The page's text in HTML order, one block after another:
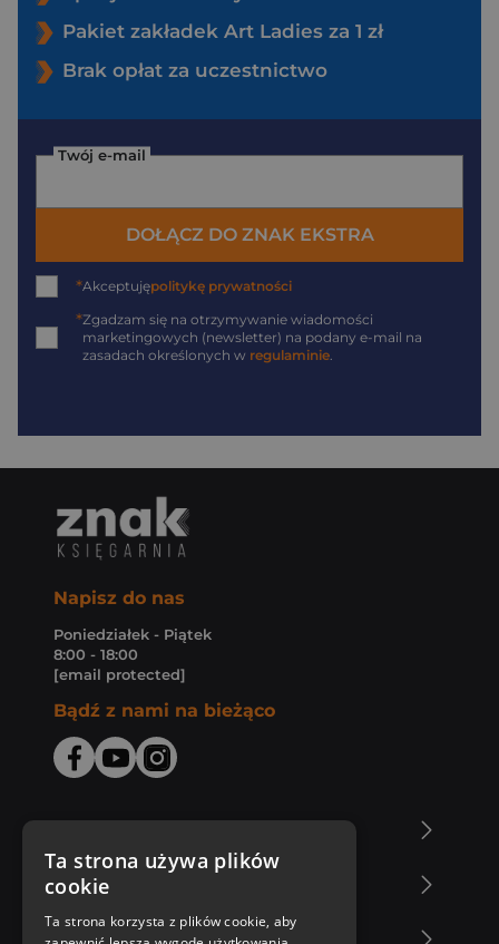
Pakiet zakładek Art Ladies za 1 zł
Brak opłat za uczestnictwo
Twój e-mail
DOŁĄCZ DO ZNAK EKSTRA
*Akceptujępolitykę prywatności
*Zgadzam się na otrzymywanie wiadomości
marketingowych (newsletter) na podany e-mail na
zasadach określonych w regulaminie.
Napisz do nas
Poniedziałek - Piątek
8:00 - 18:00
[email protected]
Bądź z nami na bieżąco
Zakupy u nas
Ta strona używa plików
cookie
Ta strona korzysta z plików cookie, aby